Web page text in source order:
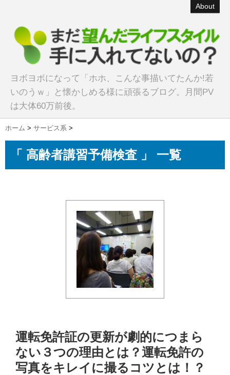
About
ヨボヨボになって「ホホ、こんな事描いてたんか!若
いのうｗ」と懐かしめる様に頑張るブログ。月間PV
は大体60万前後。
ホーム > サービス系 >
「 高齢者講習予備検査 」 一覧
運転免許証の更新が劇的につまら
ない３つの理由とは？運転免許の
写真をキレイに撮るコツとは！？